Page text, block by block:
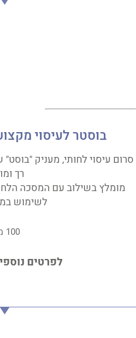
בוסטר לעיסוי
סרום עיסוי לחותי, מעניק
רך
מומלץ בשילוב עם המסכה
לשימוש
100 מ"ל
לפרטים